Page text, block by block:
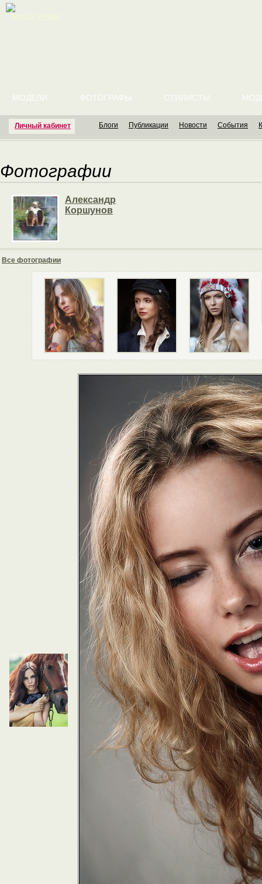
Личный кабинет
МОДЕЛИ ФОТОГРАФЫ СТИЛИСТЫ
Блоги Публикации Новости События
Фотографии
Александр
Коршунов
Все фотографии